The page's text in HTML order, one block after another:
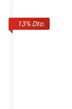
13% Dto.